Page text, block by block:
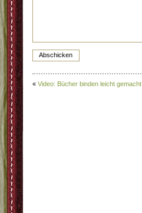
« Video: Bücher binden leicht gemacht